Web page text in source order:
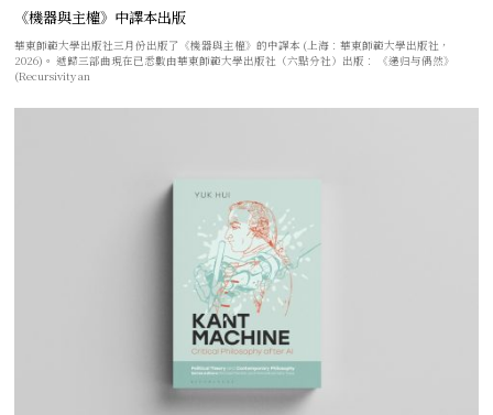
《機器與主權》中譯本出版
華東師範大學出版社三月份出版了《機器與主權》的中譯本 (上海：華東師範大學出版社，
2026)。 遞歸三部曲現在已悉數由華東師範大學出版社（六點分社）出版： 《递归与偶然》
(Recursivity an